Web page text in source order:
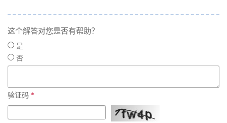
这个解答对您是否有帮助？
是
否
验证码 *